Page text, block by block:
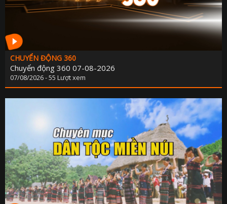
CHUYỂN ĐỘNG 360
Chuyển động 360 07-08-2026
07/08/2026 - 55 Lượt xem